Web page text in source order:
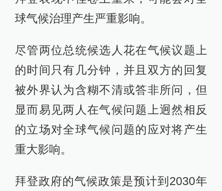
球气候治理产生严重影响。
尽管两位总统候选人花在气候议题上
的时间只有几分钟，并且双方的回复
被外界认为含糊不清或答非所问，但
显而易见两人在气候问题上迥然相反
的立场对全球气候问题的应对将产生
重大影响。
拜登政府的气候政策是预计到2030年